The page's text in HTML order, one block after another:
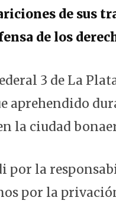
de sus
de los
3 de La
aprehendido
la ciudad
por la
por la